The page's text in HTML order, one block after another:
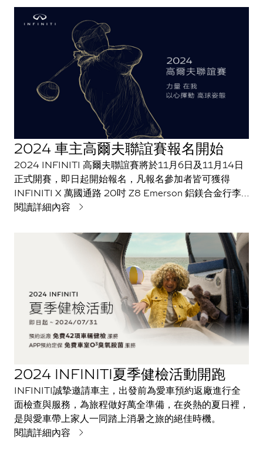
2024 車主高爾夫聯誼賽報名開始
2024 INFINITI 高爾夫聯誼賽將於11月6日及11月14日
正式開賽，即日起開始報名，凡報名參加者皆可獲得
INFINITI X 萬國通路 20吋 Z8 Emerson 鋁鎂合金行李
箱 乙只、INFINITI X Titleist PRO V1 高爾夫球 乙條、
閱讀詳細內容
2024 INFINITI夏季健檢活動開跑
INFINITI誠摯邀請車主，出發前為愛車預約返廠進行全
面檢查與服務，為旅程做好萬全準備，在炎熱的夏日裡，
是與愛車帶上家人一同踏上消暑之旅的絕佳時機。
閱讀詳細內容